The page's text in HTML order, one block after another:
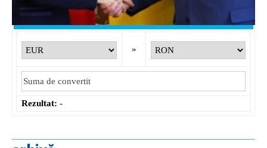
Convertor valutar
»
Rezultat: -